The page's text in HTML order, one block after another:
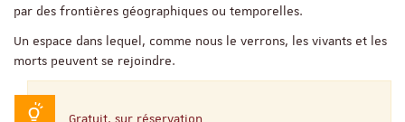
par des frontières géographiques ou temporelles.
Un espace dans lequel, comme nous le verrons, les vivants et les
morts peuvent se rejoindre.
Gratuit, sur réservation